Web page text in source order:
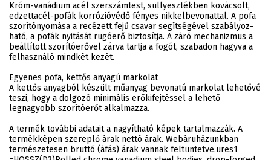
Króm-vanádium acél szerszámtest, süllyesztékben kovácsolt,
edzettacél-pofák korrózióvédő fényes nikkelbevonattal. A pofa
szorítónyomása a recézett fejű csavar segítségével szabályoz-
ható, a pofák nyitását rugóerő biztosítja. A záró mechanizmus a
beállított szorítóerővel zárva tartja a fogót, szabadon hagyva a
felhasználó mindkét kezét.
Egyenes pofa, kettős anyagú markolat
A kettős anyagból készült műanyag bevonatú markolat lehetővé
teszi, hogy a dolgozó minimális erőkifejtéssel a lehető
legnagyobb szorítóerőt alkalmazza.
A termék további adatait a nagyítható képek tartalmazzák. A
termékképen szereplő árak nettó árak. Webáruházunkban
természetesen bruttó (áfás) árak vannak feltüntetve.ures1